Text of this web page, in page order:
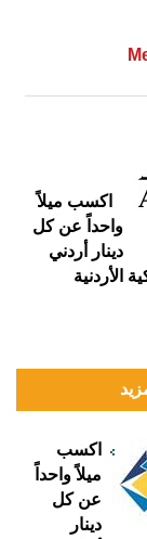
اكسب ميلاً
واحداً عن كل
دينار أردني
الأردنية
اكسب
ميلاً واحداً
عن كل
دينار